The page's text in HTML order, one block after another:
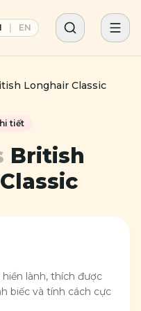
EN
Longhair Classic
tiết
British
lành, thích được
biếc và tính cách cực